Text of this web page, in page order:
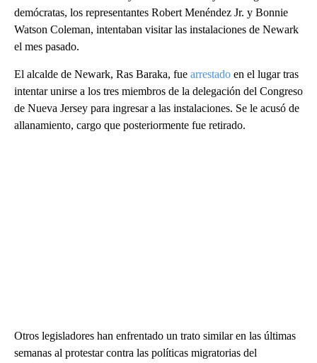
demócratas, los representantes Robert Menéndez Jr. y Bonnie
Watson Coleman, intentaban visitar las instalaciones de Newark
el mes pasado.
El alcalde de Newark, Ras Baraka, fue arrestado en el lugar tras
intentar unirse a los tres miembros de la delegación del Congreso
de Nueva Jersey para ingresar a las instalaciones. Se le acusó de
allanamiento, cargo que posteriormente fue retirado.
Otros legisladores han enfrentado un trato similar en las últimas
semanas al protestar contra las políticas migratorias del